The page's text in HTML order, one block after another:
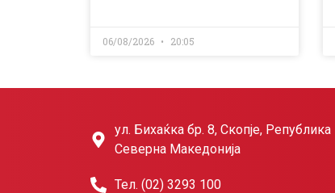
06/08/2026 20:05
ул. Бихаќка бр. 8, Скопје, Република
Северна Македонија
Тел. (02) 3293 100